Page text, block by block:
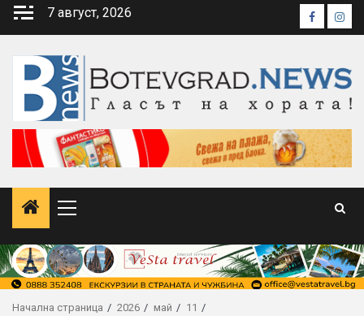
Skip
7 август, 2026 Facebook
Primary
Начална страница 2026 май
11